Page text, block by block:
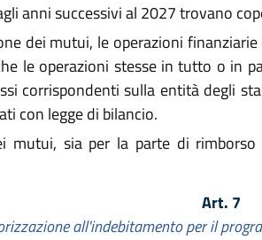
anni successivi al 2027 trovano
dei mutui, le operazioni
le operazioni stesse in tutto o in
corrispondenti sulla entità degli
con legge di bilancio.
mutui, sia per la parte di
Art. 7
all'indebitamento per il